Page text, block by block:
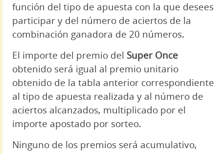
función del tipo de apuesta con la que desees
participar y del número de aciertos de la
combinación ganadora de 20 números.
El importe del premio del Super Once
obtenido será igual al premio unitario
obtenido de la tabla anterior correspondiente
al tipo de apuesta realizada y al número de
aciertos alcanzados, multiplicado por el
importe apostado por sorteo.
Ninguno de los premios será acumulativo,